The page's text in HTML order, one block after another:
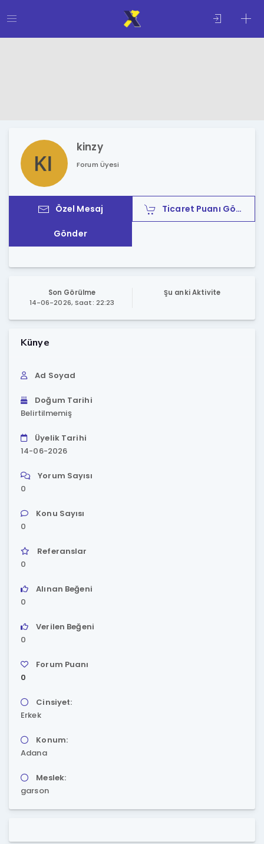
kinzy
Forum Üyesi
Özel Mesaj
Gönder
Ticaret Puanı Gönder
Son Görülme
14-06-2026, Saat: 22:23
Şu anki Aktivite
Künye
Ad Soyad
Doğum Tarihi
Belirtilmemiş
Üyelik Tarihi
14-06-2026
Yorum Sayısı
0
Konu Sayısı
0
Referanslar
0
Alınan Beğeni
0
Verilen Beğeni
0
Forum Puanı
0
Cinsiyet:
Erkek
Konum:
Adana
Meslek:
garson